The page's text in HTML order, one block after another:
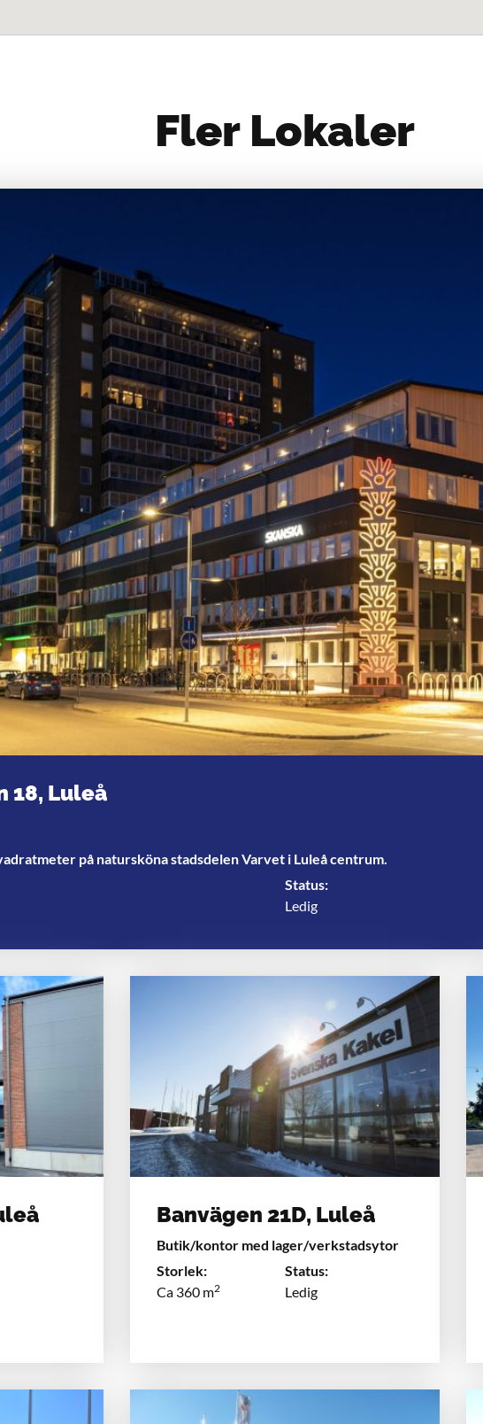
Fler Lokaler
18, Luleå
på natursköna stadsdelen Varvet i Luleå centrum.
Status:
Ledig
Banvägen 21D, Luleå
Butik/kontor med lager/verkstadsytor
Storlek:
Status:
Ca 360 m2 Ledig